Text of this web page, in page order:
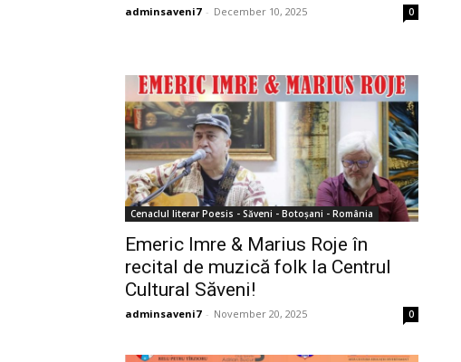
adminsaveni7 - December 10, 2025 0
Cenaclul literar Poesis - Săveni - Botoșani - România
Emeric Imre & Marius Roje în
recital de muzică folk la Centrul
Cultural Săveni!
adminsaveni7 - November 20, 2025 0